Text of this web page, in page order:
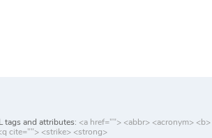
tags and attributes: <a href=""> <abbr> <acronym>
cite=""> <strike> <strong>